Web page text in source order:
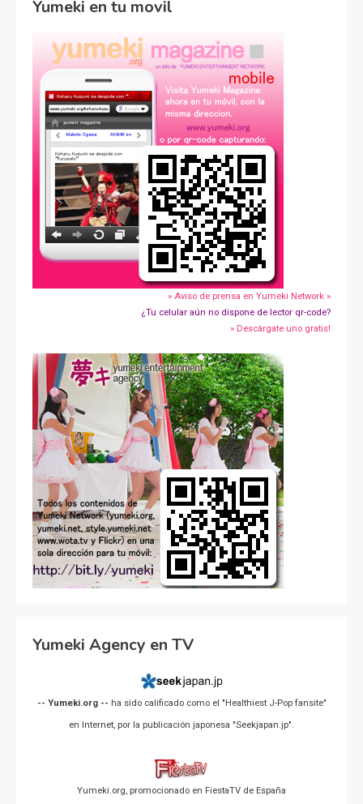
Yumeki en tu movil
» Aviso de prensa en Yumeki Network »
¿Tu celular aún no dispone de lector qr-code?
» Descárgate uno gratis!
Yumeki Agency en TV
-- Yumeki.org -- ha sido calificado como el "Healthiest J-Pop fansite"
en Internet, por la publicación japonesa "Seekjapan.jp".
Yumeki.org, promocionado en FiestaTV de España